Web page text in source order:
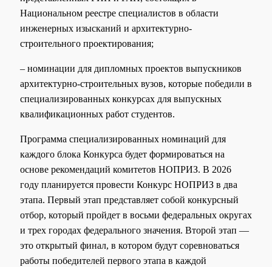
Национальном реестре специалистов в области
инженерных изысканий и архитектурно-
строительного проектирования;
– номинации для дипломных проектов выпускников
архитектурно-строительных вузов, которые победили в
специализированных конкурсах для выпускных
квалификационных работ студентов.
Программа специализированных номинаций для
каждого блока Конкурса будет формироваться на
основе рекомендаций комитетов НОПРИЗ. В 2026
году планируется провести Конкурс НОПРИЗ в два
этапа. Первый этап представляет собой конкурсный
отбор, который пройдет в восьми федеральных округах
и трех городах федерального значения. Второй этап —
это открытый финал, в котором будут соревноваться
работы победителей первого этапа в каждой